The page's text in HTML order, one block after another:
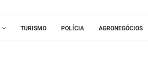
TURISMO POLÍCIA AGRONEGÓCIOS